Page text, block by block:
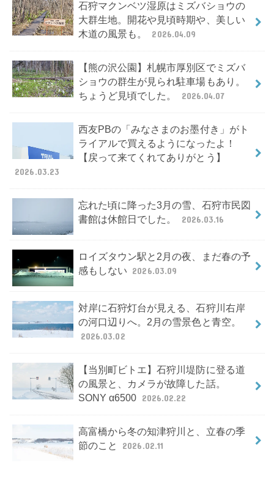
石狩マクンベツ湿原はミズバショウの
大群生地。開花や見頃時期や、美しい
木道の風景も。
2026.04.09
【熊の沢公園】札幌市厚別区でミズバ
ショウの群生が見られ駐車場もあり。
ちょうど見頃でした。
2026.04.07
西友PBの「みなさまのお墨付き」がト
ライアルで買えるようになったよ！
【戻って来てくれてありがとう】
2026.03.23
忘れた頃に降った3月の雪、石狩市民図
書館は休館日でした。
2026.03.16
ロイズタウン駅と2月の夜、まだ春の予
感もしない 2026.03.09
対岸に石狩灯台が見える、石狩川右岸
の河口辺りへ。2月の雪景色と青空。
2026.03.02
【当別町ビトエ】石狩川堤防に登る道
の風景と、カメラが故障した話。
SONY α6500 2026.02.22
高富橋から冬の知津狩川と、立春の季
節のこと
2026.02.11